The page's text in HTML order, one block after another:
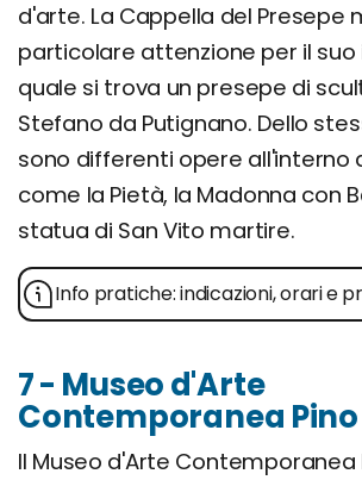
d'arte. La Cappella del Presepe
particolare attenzione per il suo
quale si trova un presepe di
Stefano da Putignano. Dello
sono differenti opere all'interno
come la Pietà, la Madonna con
statua di San Vito martire.
Info pratiche: indicazioni, orari e
7 - Museo d'Arte
Contemporanea
Il Museo d'Arte Contemporanea